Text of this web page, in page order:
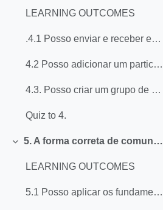
LEARNING OUTCOMES
.4.1 Posso enviar e receber e-mails com vários destinatários (e "responder a todos") para apoiar a comunicação do grupo
4.2 Posso adicionar um participante ou participar de uma videochamada
4.3. Posso criar um grupo de WhatsApp e adicionar-lhe membros
Quiz to 4.
Collapse
5. A forma correta de comunicar na internet
LEARNING OUTCOMES
5.1 Posso aplicar os fundamentos da etiqueta de e-mail (por exemplo, utilização de BCC, reencaminhamento, etc.)